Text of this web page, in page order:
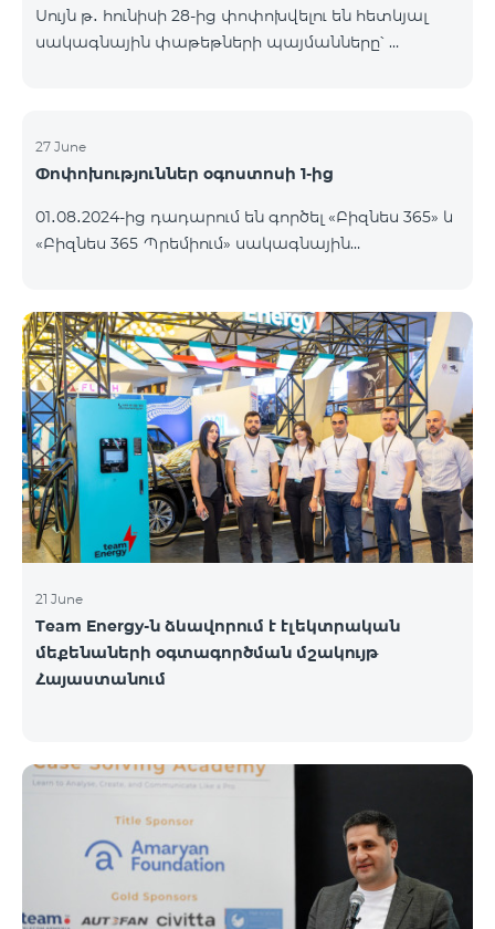
Սույն թ․ հունիսի 28-ից փոփոխվելու են հետևյալ
սակագնային փաթեթների պայմանները՝
և Tele2 նախկին 750-ի փոխարեն, ինչպես նաև՝ 20
ԳԲ, նախկին 10 ԳԲ-ի փոխարեն։ Ամսավճարը կմնա
ծավալները կստանան փաթեթը
վերաակտիվացնելուց հետո։ Կանխավճարային
փաթեթի բաժանորդները կստանան 10
27 June
Փոփոխություններ օգոստոսի 1-ից
01․08․2024-ից դադարում են գործել «Բիզնես 365» և
«Բիզնես 365 Պրեմիում» սակագնային
փաթեթից։
21 June
Team Energy-ն ձևավորում է էլեկտրական
մեքենաների օգտագործման մշակույթ
Հայաստանում